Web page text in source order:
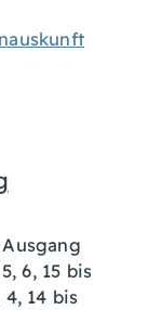
6, 15 bis
14 bis